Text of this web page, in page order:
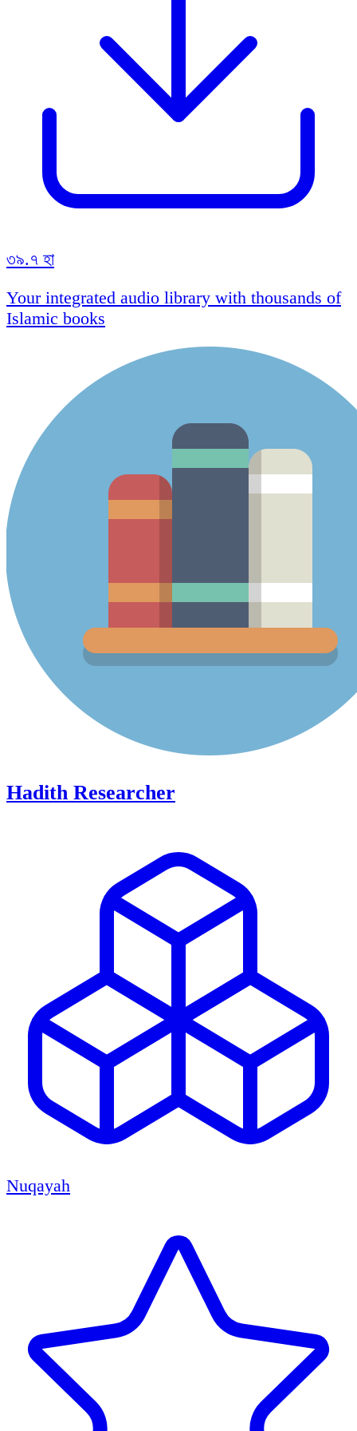
৩৯.৭ হা
Your integrated audio library with thousands of
Islamic books
Hadith Researcher
Nuqayah